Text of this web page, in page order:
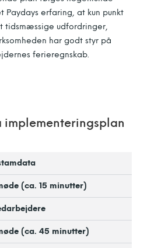
Paydays erfaring, at kun punkt
tidsmæssige udfordringer,
har godt styr på
ferieregnskab.
implementeringsplan
(ca. 15 minutter)
(ca. 45 minutter)